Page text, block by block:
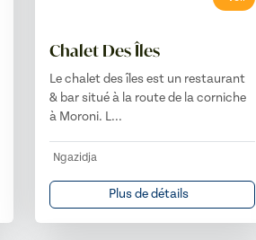
Chalet Des Îles
Le chalet des îles est un restaurant
& bar situé à la route de la corniche
à Moroni. L...
Ngazidja
Plus de détails